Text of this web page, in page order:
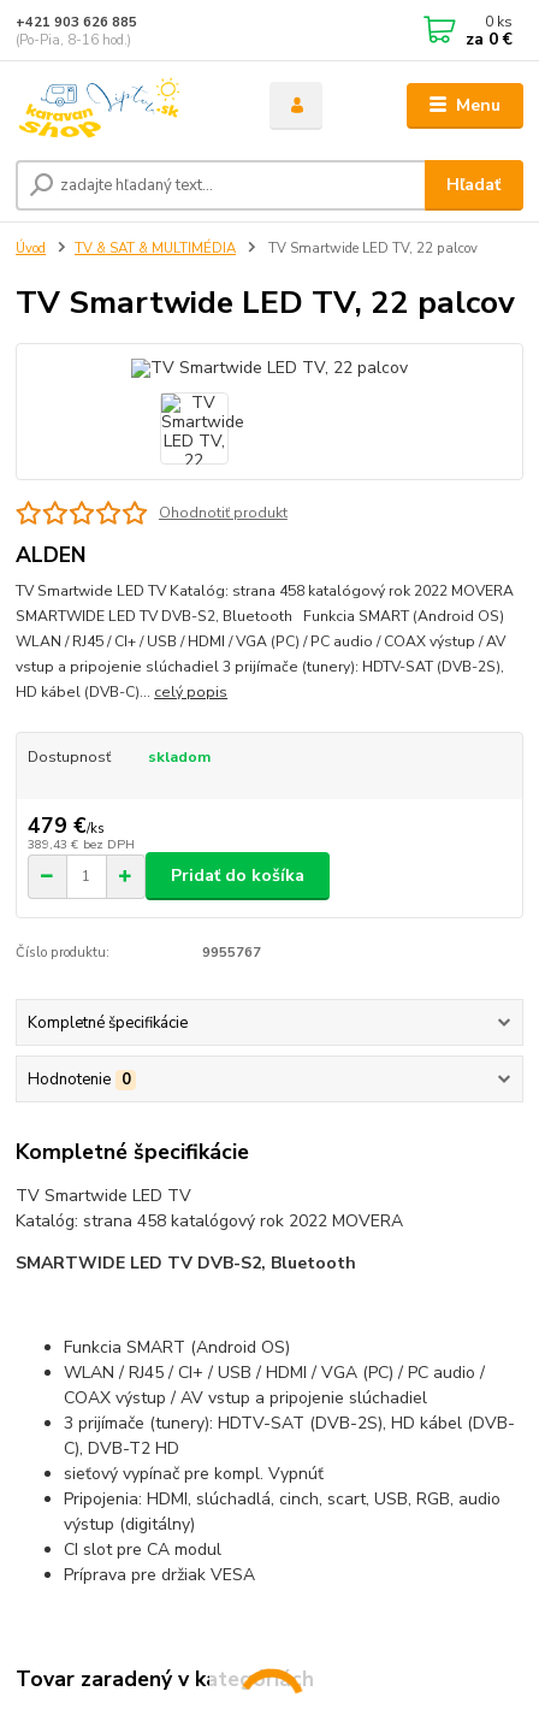
Menu
Hľadať
+421 903 626 885
(Po-Pia, 8-16 hod.)
0 ks
za 0 €
Úvod TV & SAT & MULTIMÉDIA TV Smartwide LED TV, 22 palcov
TV Smartwide LED TV, 22 palcov
Ohodnotiť produkt
ALDEN
TV Smartwide LED TV Katalóg: strana 458 katalógový rok 2022 MOVERA
SMARTWIDE LED TV DVB-S2, Bluetooth Funkcia SMART (Android OS)
WLAN / RJ45 / CI+ / USB / HDMI / VGA (PC) / PC audio / COAX výstup / AV
vstup a pripojenie slúchadiel 3 prijímače (tunery): HDTV-SAT (DVB-2S),
HD kábel (DVB-C)... celý popis
Dostupnosť skladom
479 €/ks
389,43 € bez DPH
Pridať do košíka
Číslo produktu: 9955767
Kompletné špecifikácie
Hodnotenie 0
Kompletné špecifikácie
TV Smartwide LED TV
Katalóg: strana 458 katalógový rok 2022 MOVERA
SMARTWIDE LED TV DVB-S2, Bluetooth
Funkcia SMART (Android OS)
WLAN / RJ45 / CI+ / USB / HDMI / VGA (PC) / PC audio /
COAX výstup / AV vstup a pripojenie slúchadiel
3 prijímače (tunery): HDTV-SAT (DVB-2S), HD kábel (DVB-
C), DVB-T2 HD
sieťový vypínač pre kompl. Vypnúť
Pripojenia: HDMI, slúchadlá, cinch, scart, USB, RGB, audio
výstup (digitálny)
CI slot pre CA modul
Príprava pre držiak VESA
Tovar zaradený v kategóriách